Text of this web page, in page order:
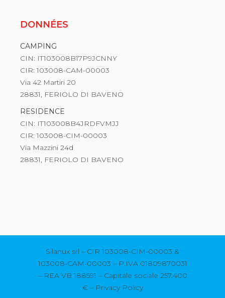
DONNÉES
CAMPING
CIN: IT103008B17P9JCNNY
CIR: 103008-CAM-00003
Via 42 Martiri 20
28831, FERIOLO DI BAVENO
RESIDENCE
CIN: IT103008B4JRDFVMJJ
CIR: 103008-CIM-00003
Via Mazzini 24d
28831, FERIOLO DI BAVENO
Silanux srl – CIR 103008-CIM-00003 &
103008-CAM-00003 – P.IVA 01809870031
– REA VB 188591 – Capitale sociale 257.400
€ – Privacy Policy